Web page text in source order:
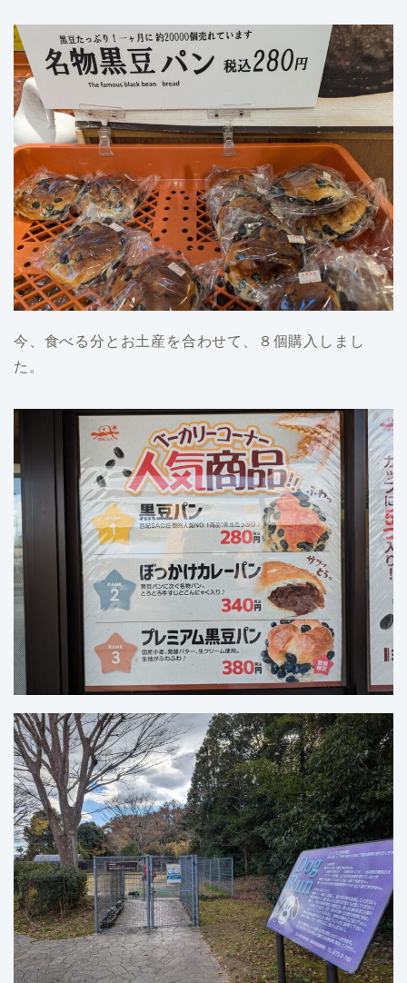
今、食べる分とお土産を合わせて、８個購入しまし
た。